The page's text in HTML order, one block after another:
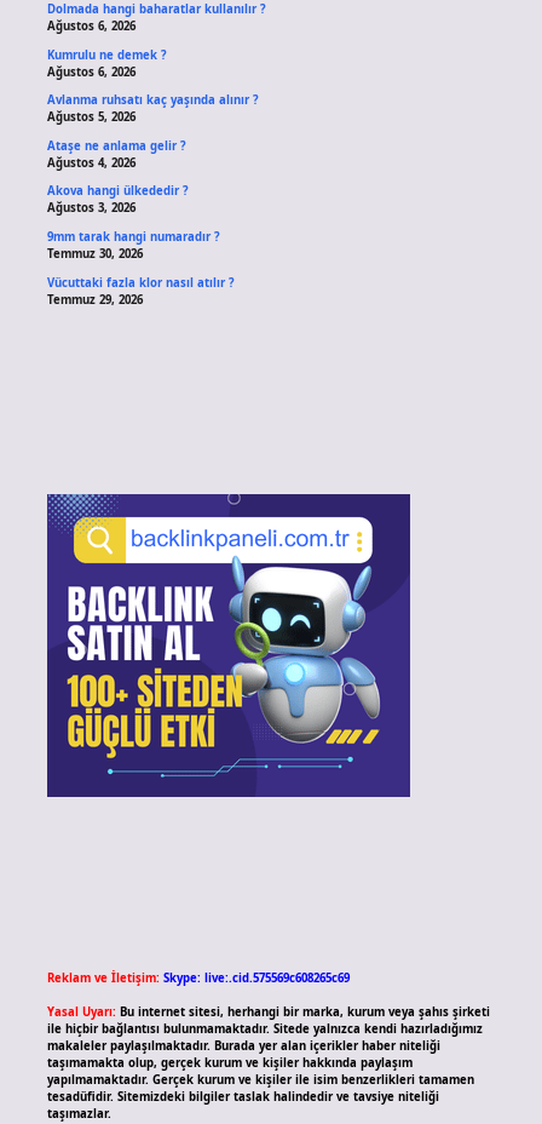
Dolmada hangi baharatlar kullanılır ?
Ağustos 6, 2026
Kumrulu ne demek ?
Ağustos 6, 2026
Avlanma ruhsatı kaç yaşında alınır ?
Ağustos 5, 2026
Ataşe ne anlama gelir ?
Ağustos 4, 2026
Akova hangi ülkededir ?
Ağustos 3, 2026
9mm tarak hangi numaradır ?
Temmuz 30, 2026
Vücuttaki fazla klor nasıl atılır ?
Temmuz 29, 2026
Reklam ve İletişim: Skype: live:.cid.575569c608265c69
Yasal Uyarı: Bu internet sitesi, herhangi bir marka, kurum veya şahıs şirketi
ile hiçbir bağlantısı bulunmamaktadır. Sitede yalnızca kendi hazırladığımız
makaleler paylaşılmaktadır. Burada yer alan içerikler haber niteliği
taşımamakta olup, gerçek kurum ve kişiler hakkında paylaşım
yapılmamaktadır. Gerçek kurum ve kişiler ile isim benzerlikleri tamamen
tesadüfidir. Sitemizdeki bilgiler taslak halindedir ve tavsiye niteliği
taşımazlar.